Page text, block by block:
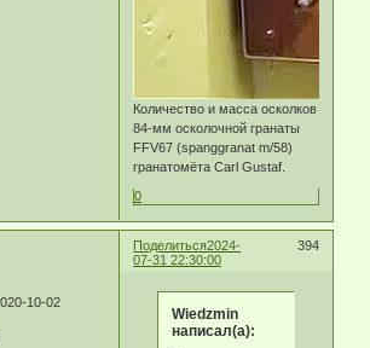
Количество и масса осколков
84-мм осколочной гранаты
FFV67 (spanggranat m/58)
гранатомёта Carl Gustaf.
0
Поделиться 394
2024-
07-31 22:30:00
10-02
Wiedzmin
написал(а):